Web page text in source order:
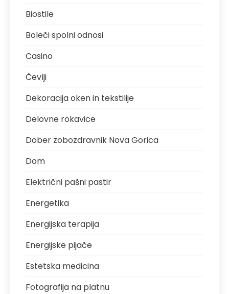
Biostile
Boleči spolni odnosi
Casino
Čevlji
Dekoracija oken in tekstilije
Delovne rokavice
Dober zobozdravnik Nova Gorica
Dom
Električni pašni pastir
Energetika
Energijska terapija
Energijske pijače
Estetska medicina
Fotografija na platnu